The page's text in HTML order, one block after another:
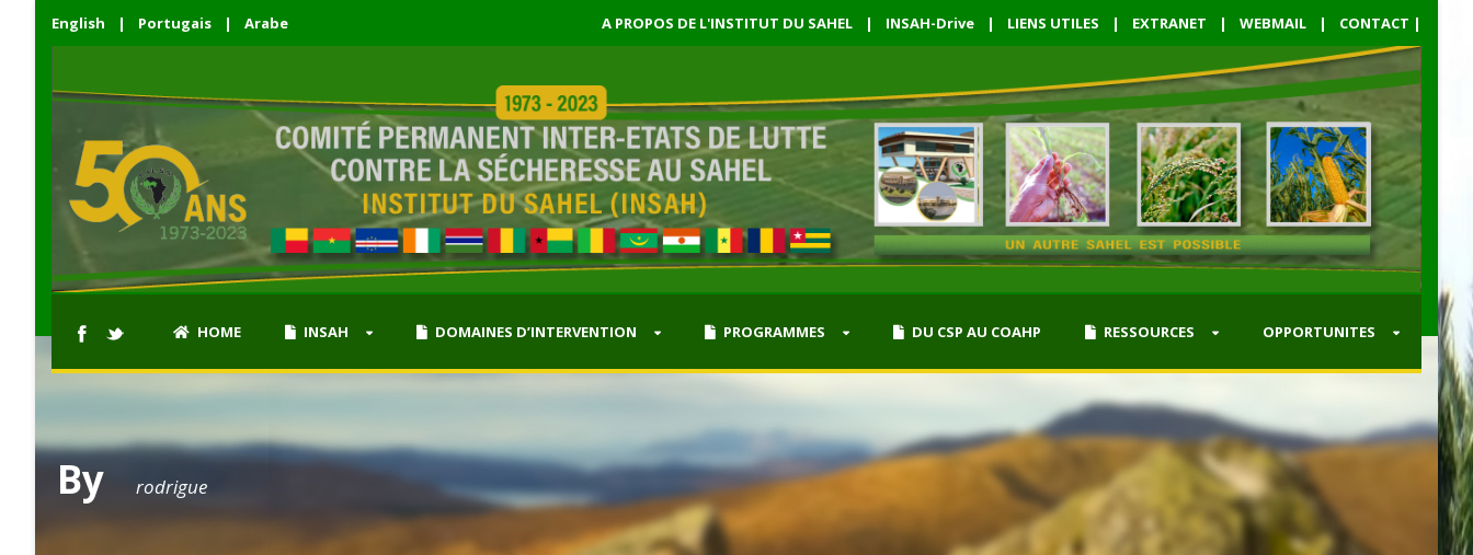
English | Portugais | Arabe A PROPOS DE L'INSTITUT DU SAHEL | INSAH-Drive | LIENS UTILES | EXTRANET | WEBMAIL | CONTACT |
HOME INSAH DOMAINES D’INTERVENTION PROGRAMMES DU CSP AU COAHP RESSOURCES OPPORTUNITES
By rodrigue